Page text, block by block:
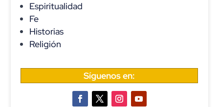
Espiritualidad
Fe
Historias
Religión
Síguenos en: